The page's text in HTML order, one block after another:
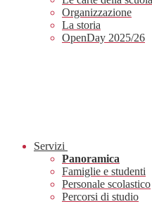
Organizzazione
La storia
OpenDay 2025/26
Servizi
Panoramica
Famiglie e studenti
Personale scolastico
Percorsi di studio